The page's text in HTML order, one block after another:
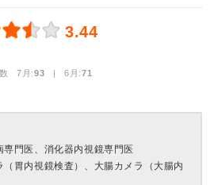
3.44
数 7月:93 | 6月:71
専門医、消化器内視鏡専門医
（胃内視鏡検査）、大腸カメラ（大腸内